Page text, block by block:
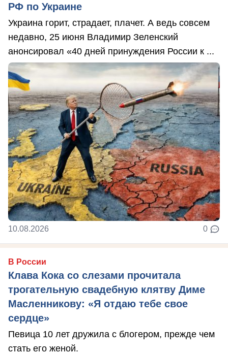
РФ по Украине
Украина горит, страдает, плачет. А ведь совсем
недавно, 25 июня Владимир Зеленский
анонсировал «40 дней принуждения России к ...
10.08.2026 0
В России
Клава Кока со слезами прочитала
трогательную свадебную клятву Диме
Масленникову: «Я отдаю тебе свое
сердце»
Певица 10 лет дружила с блогером, прежде чем
стать его женой.